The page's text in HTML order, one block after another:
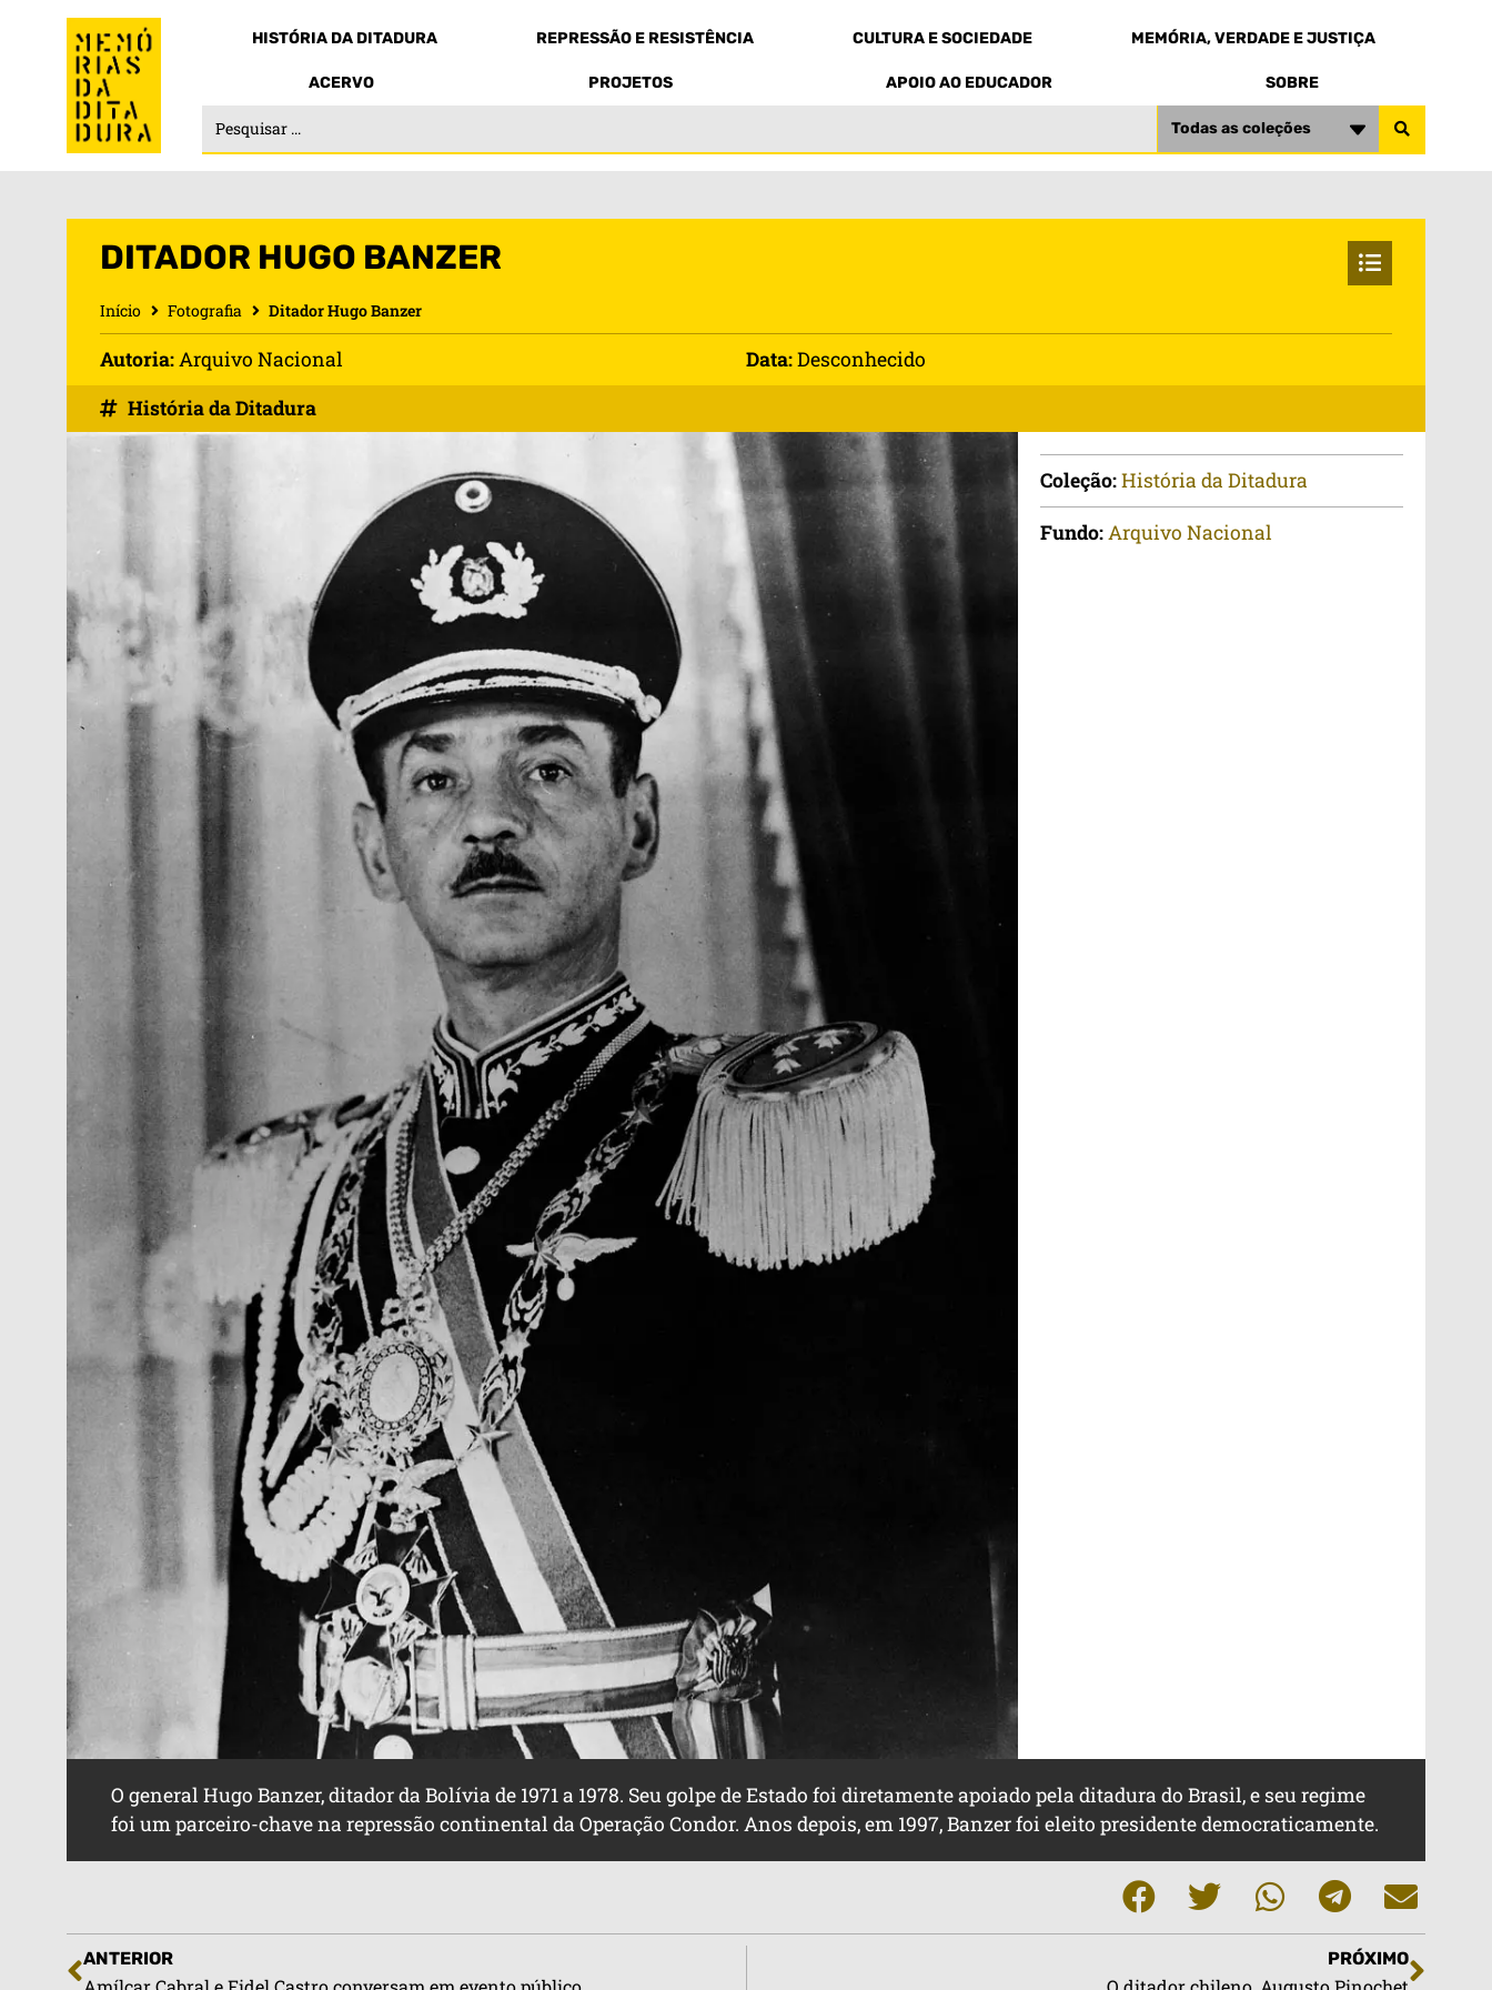
HISTÓRIA DA DITADURA REPRESSÃO E RESISTÊNCIA CULTURA E SOCIEDADE MEMÓRIA, VERDADE E JUSTIÇA
ACERVO PROJETOS APOIO AO EDUCADOR SOBRE
Todas as coleções
DITADOR HUGO BANZER
Início Fotografia Ditador Hugo Banzer
Autoria:Arquivo Nacional Data:Desconhecido
História da Ditadura
Coleção:História da Ditadura
Fundo:Arquivo Nacional
O general Hugo Banzer, ditador da Bolívia de 1971 a 1978. Seu golpe de Estado foi diretamente apoiado pela ditadura do Brasil, e seu regime
foi um parceiro-chave na repressão continental da Operação Condor. Anos depois, em 1997, Banzer foi eleito presidente democraticamente.
ANTERIOR PRÓXIMO